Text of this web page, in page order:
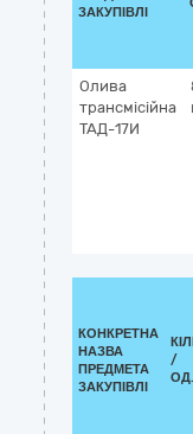
ЗАКУПІВЛІ
Олива
трансмісійна
ТАД-17И
КОНКРЕТНА
НАЗВА
ПРЕДМЕТА
ЗАКУПІВЛІ
/